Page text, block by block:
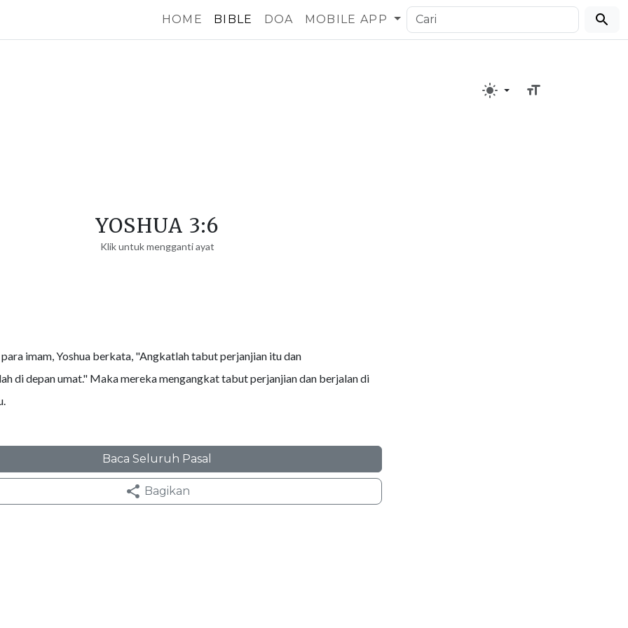
HOME BIBLE DOA MOBILE APP
YOSHUA 3:6
Klik untuk mengganti ayat
para imam, Yoshua berkata, "Angkatlah tabut perjanjian itu dan
di depan umat." Maka mereka mengangkat tabut perjanjian dan berjalan di
Baca Seluruh Pasal
Bagikan